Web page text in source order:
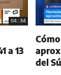
04:34
a 13
del